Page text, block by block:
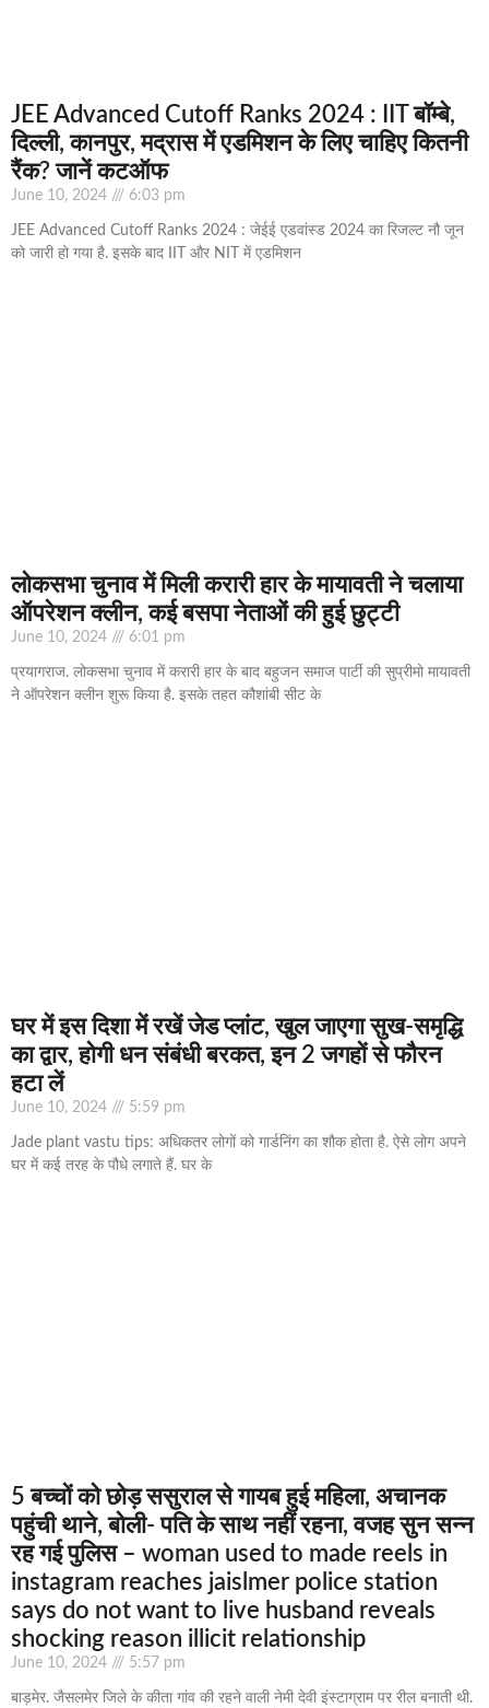
JEE Advanced Cutoff Ranks 2024 : IIT बॉम्बे,
दिल्ली, कानपुर, मद्रास में एडमिशन के लिए चाहिए कितनी
रैंक? जानें कटऑफ
June 10, 2024 6:03 pm
JEE Advanced Cutoff Ranks 2024 : जेईई एडवांस्ड 2024 का रिजल्ट नौ जून
को जारी हो गया है. इसके बाद IIT और NIT में एडमिशन
लोकसभा चुनाव में मिली करारी हार के मायावती ने चलाया
ऑपरेशन क्‍लीन, कई बसपा नेताओं की हुई छुट्टी
June 10, 2024 6:01 pm
प्रयागराज. लोकसभा चुनाव में करारी हार के बाद बहुजन समाज पार्टी की सुप्रीमो मायावती
ने ऑपरेशन क्लीन शुरू किया है. इसके तहत कौशांबी सीट के
घर में इस दिशा में रखें जेड प्लांट, खुल जाएगा सुख-समृद्धि
का द्वार, होगी धन संबंधी बरकत, इन 2 जगहों से फौरन
हटा लें
June 10, 2024 5:59 pm
Jade plant vastu tips: अधिकतर लोगों को गार्डनिंग का शौक होता है. ऐसे लोग अपने
घर में कई तरह के पौधे लगाते हैं. घर के
5 बच्चों को छोड़ ससुराल से गायब हुई महिला, अचानक
पहुंची थाने, बोली- पति के साथ नहीं रहना, वजह सुन सन्न
रह गई पुलिस – woman used to made reels in
instagram reaches jaislmer police station
says do not want to live husband reveals
shocking reason illicit relationship
June 10, 2024 5:57 pm
बाड़मेर. जैसलमेर जिले के कीता गांव की रहने वाली नेमी देवी इंस्टाग्राम पर रील बनाती थी.